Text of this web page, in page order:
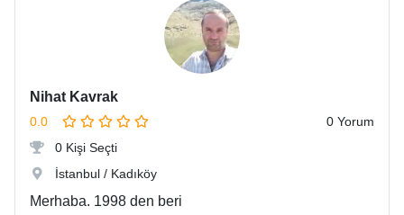
Nihat Kavrak
0.0
0 Yorum
0 Kişi Seçti
İstanbul / Kadıköy
Merhaba. 1998 den beri